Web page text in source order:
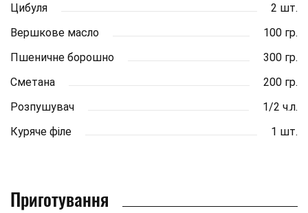
Цибуля
2 шт.
Вершкове масло
100 гр.
Пшеничне борошно
300 гр.
Сметана
200 гр.
Розпушувач
1/2 ч.л.
Куряче філе
1 шт.
Приготування